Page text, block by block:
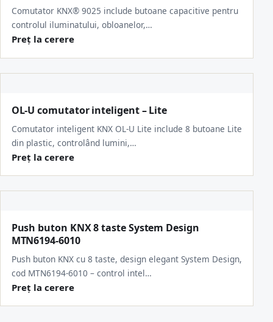
Comutator KNX® 9025 include butoane capacitive pentru
controlul iluminatului, obloanelor,…
Preț la cerere
OL-U comutator inteligent – Lite
Comutator inteligent KNX OL-U Lite include 8 butoane Lite
din plastic, controlând lumini,…
Preț la cerere
Push buton KNX 8 taste System Design
MTN6194-6010
Push buton KNX cu 8 taste, design elegant System Design,
cod MTN6194-6010 – control intel…
Preț la cerere